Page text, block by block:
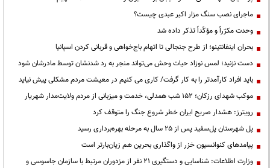
ماجرای نصب سنگ مزار اکبر عبدی چیست؟
وحدت مکرّراً و مؤکّداً تذکر داده شد
بحران اینفانتینو؛ از طرح جنجالی تا اتهام باج‌خواهی و قربانی کردن اسپانیا
دست نزنید؛ لمس نوزاد حیات وحش می‌تواند منجر به رد شدنشان توسط مادرشان شود
باید افراد کارآمدتر را به کار گرفت/ کاری می کنیم در معیشت مردم مشکلی پیش نیاید
موکب شهدای رزکان؛ ۱۵۲ شب همدلی، خدمت و میزبانی از مردم ولایت‌مدار شهریار
رویترز: هشدار صریح ایران خطر شروع جنگ را متوقف کرد
پل شهرستان پل‌سفید پس از ۲۵ سال به مرحله بهره‌برداری رسید
پیامدهای کنوانسیون خزر از واگذاری بحرین هم زیان‌بارتر است
وزارت اطلاعات: شناسایی و دستگیری ۲۱ نفر از مزدوران مرتبط با سازمان جاسوسی و